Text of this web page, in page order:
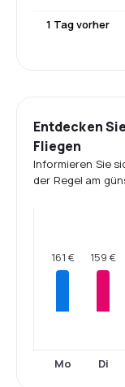
1 Tag vorher
Entdecken
Fliegen
Informieren Sie
der Regel am
161 €
Mo
159 €
Di